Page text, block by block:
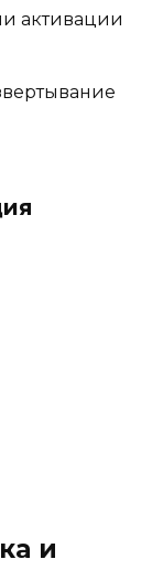
активации
и